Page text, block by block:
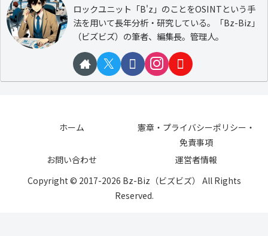
ロックユニット「B'z」のことをOSINTという手
法を用いて長年分析・研究している。「Bz-Biz」
（ビズビズ）の筆者、編集長。管理人。
ホーム
憲章・プライバシーポリシー・
免責事項
お問い合わせ
運営者情報
Copyright © 2017-2026 Bz-Biz（ビズビズ） All Rights
Reserved.